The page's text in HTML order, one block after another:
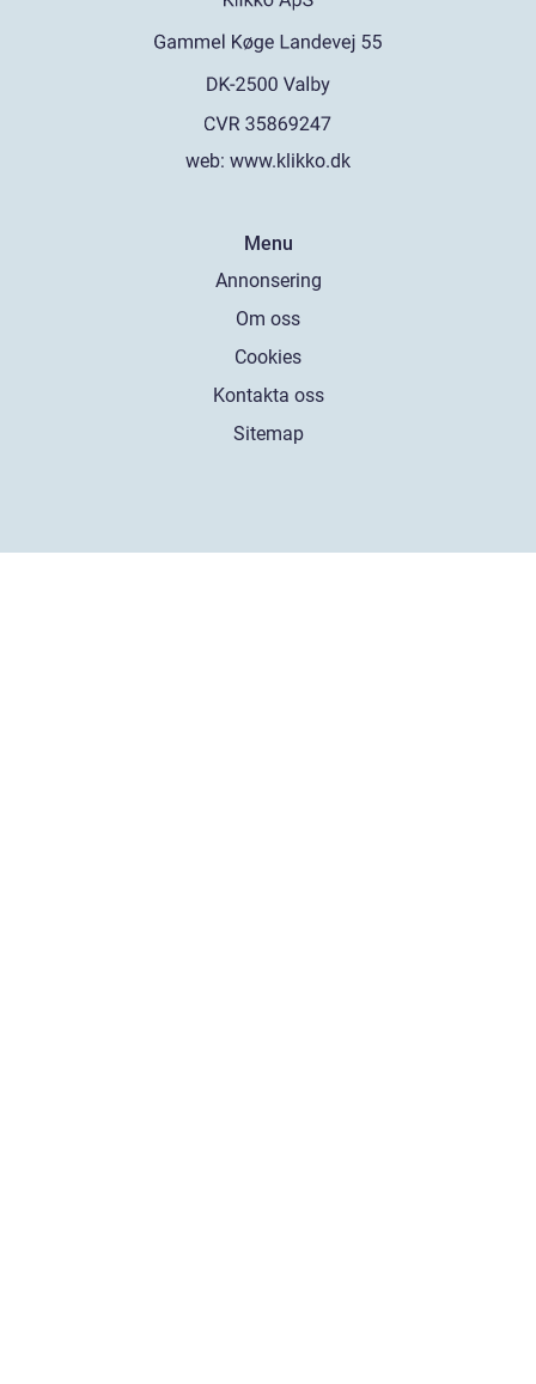
web: www.klikko.dk
Menu
Annonsering
Om oss
Cookies
Kontakta oss
Sitemap